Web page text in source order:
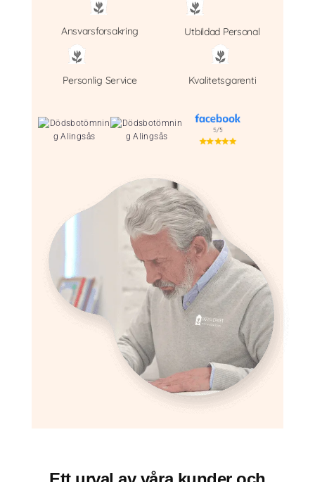
Ansvarsforsakring Utbildad Personal
Personlig Service Kvalitetsgarenti